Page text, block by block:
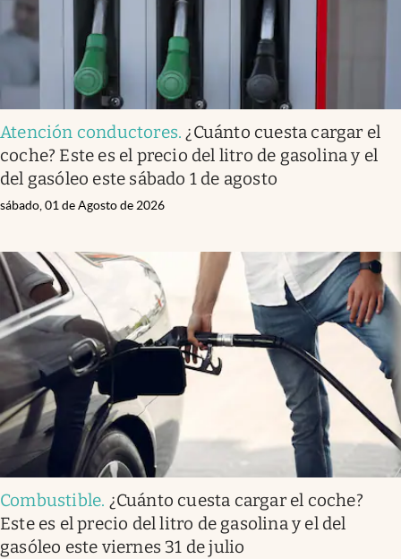
Atención conductores. ¿Cuánto cuesta cargar el
coche? Este es el precio del litro de gasolina y el
del gasóleo este sábado 1 de agosto
sábado, 01 de Agosto de 2026
Combustible. ¿Cuánto cuesta cargar el coche?
Este es el precio del litro de gasolina y el del
gasóleo este viernes 31 de julio